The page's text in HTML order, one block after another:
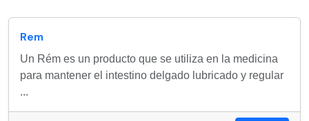
Rem
Un Rém es un producto que se utiliza en la medicina
para mantener el intestino delgado lubricado y regular
...